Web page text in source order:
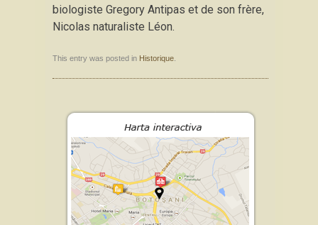
biologiste Gregory Antipas et de son frère,
Nicolas naturaliste Léon.
This entry was posted in Historique